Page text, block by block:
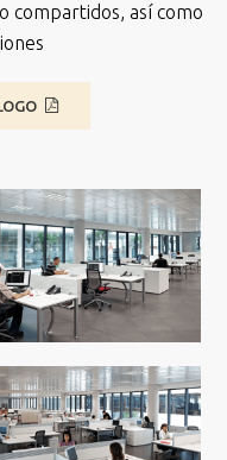
compartidos, así como